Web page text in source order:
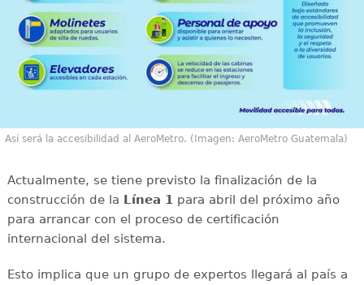
Así será la accesibilidad al AeroMetro. (Imagen: AeroMetro Guatemala)
Actualmente, se tiene previsto la finalización de la
construcción de la Línea 1para abril del próximo año
para arrancar con el proceso de certificación
internacional del sistema.
Esto implica que un grupo de expertos llegará al país a